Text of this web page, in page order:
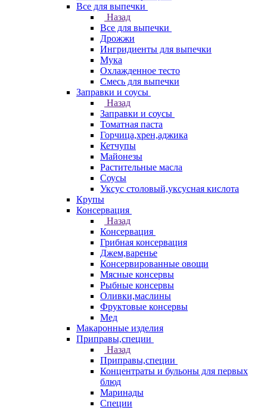
Все для выпечки
Назад
Все для выпечки
Дрожжи
Ингридиенты для выпечки
Мука
Охлажденное тесто
Смесь для выпечки
Заправки и соусы
Назад
Заправки и соусы
Томатная паста
Горчица,хрен,аджика
Кетчупы
Майонезы
Растительные масла
Соусы
Уксус столовый,уксусная кислота
Крупы
Консервация
Назад
Консервация
Грибная консервация
Джем,варенье
Консервированные овощи
Мясные консервы
Рыбные консервы
Оливки,маслины
Фруктовые консервы
Мед
Макаронные изделия
Приправы,специи
Назад
Приправы,специи
Концентраты и бульоны для первых
блюд
Маринады
Специи